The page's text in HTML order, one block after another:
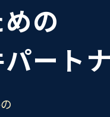
の
ート